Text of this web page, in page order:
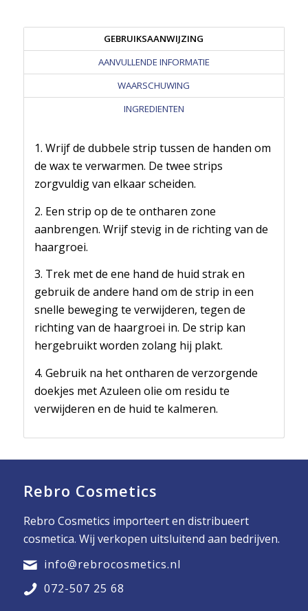
GEBRUIKSAANWIJZING
AANVULLENDE INFORMATIE
WAARSCHUWING
INGREDIENTEN
1. Wrijf de dubbele strip tussen de handen om
de wax te verwarmen. De twee strips
zorgvuldig van elkaar scheiden.
2. Een strip op de te ontharen zone
aanbrengen. Wrijf stevig in de richting van de
haargroei.
3. Trek met de ene hand de huid strak en
gebruik de andere hand om de strip in een
snelle beweging te verwijderen, tegen de
richting van de haargroei in. De strip kan
hergebruikt worden zolang hij plakt.
4. Gebruik na het ontharen de verzorgende
doekjes met Azuleen olie om residu te
verwijderen en de huid te kalmeren.
Rebro Cosmetics
Rebro Cosmetics importeert en distribueert
cosmetica. Wij verkopen uitsluitend aan bedrijven.
info@rebrocosmetics.nl
072-507 25 68